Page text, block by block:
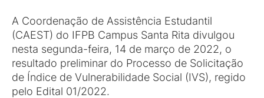
A Coordenação de Assistência Estudantil
(CAEST) do IFPB Campus Santa Rita divulgou
nesta segunda-feira, 14 de março de 2022, o
resultado preliminar do Processo de Solicitação
de Índice de Vulnerabilidade Social (IVS), regido
pelo Edital 01/2022.